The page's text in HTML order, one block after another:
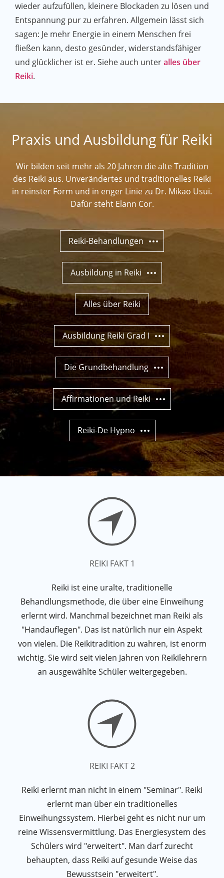
wieder aufzufüllen, kleinere Blockaden zu lösen und
Entspannung pur zu erfahren. Allgemein lässt sich
sagen: Je mehr Energie in einem Menschen frei
fließen kann, desto gesünder, widerstandsfähiger
und glücklicher ist er. Siehe auch unteralles über
Reiki.
Praxis und Ausbildung für Reiki
Wir bilden seit mehr als 20 Jahren die alte Tradition
des Reiki aus. Unverändertes und traditionelles Reiki
in reinster Form und in enger Linie zu Dr. Mikao Usui.
Dafür steht Elann Cor.
Reiki-Behandlungen
Ausbildung in Reiki
Alles über Reiki
Ausbildung Reiki Grad I
Die Grundbehandlung
Affirmationen und Reiki
Reiki-De Hypno
REIKI FAKT 1
Reiki ist eine uralte, traditionelle
Behandlungsmethode, die über eine Einweihung
erlernt wird. Manchmal bezeichnet man Reiki als
"Handauflegen". Das ist natürlich nur ein Aspekt
von vielen. Die Reikitradition zu wahren, ist enorm
wichtig. Sie wird seit vielen Jahren von Reikilehrern
an ausgewählte Schüler weitergegeben.
REIKI FAKT 2
Reiki erlernt man nicht in einem "Seminar". Reiki
erlernt man über ein traditionelles
Einweihungssystem. Hierbei geht es nicht nur um
reine Wissensvermittlung. Das Energiesystem des
Schülers wird "erweitert". Man darf zurecht
behaupten, dass Reiki auf gesunde Weise das
Bewusstsein "erweitert".